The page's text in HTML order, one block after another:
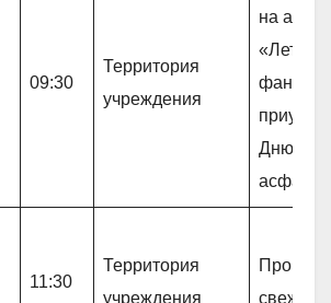
09:30
Территория
учреждения
на
«Летние
Дню
11:30
Территория
учреждения
свежем